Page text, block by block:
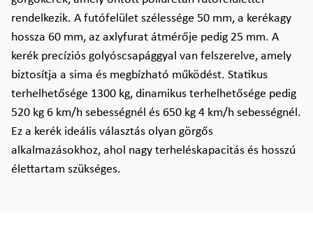
rendelkezik. A futófelület szélessége 50 mm, a kerékagy
hossza 60 mm, az axlyfurat átmérője pedig 25 mm. A
kerék precíziós golyóscsapággyal van felszerelve, amely
biztosítja a sima és megbízható működést. Statikus
terhelhetősége 1300 kg, dinamikus terhelhetősége pedig
520 kg 6 km/h sebességnél és 650 kg 4 km/h sebességnél.
Ez a kerék ideális választás olyan görgős
alkalmazásokhoz, ahol nagy terheléskapacitás és hosszú
élettartam szükséges.